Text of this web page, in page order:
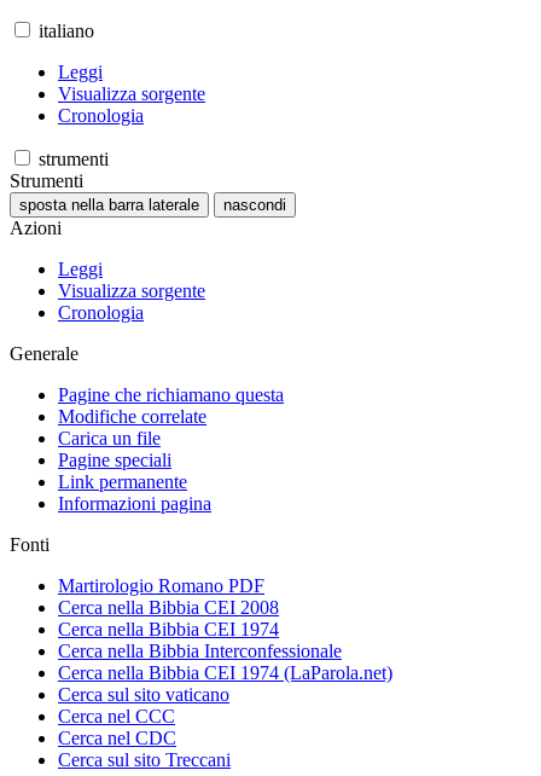
italiano
Leggi
Visualizza sorgente
Cronologia
strumenti
Strumenti
sposta nella barra laterale nascondi
Azioni
Leggi
Visualizza sorgente
Cronologia
Generale
Pagine che richiamano questa
Modifiche correlate
Carica un file
Pagine speciali
Link permanente
Informazioni pagina
Fonti
Martirologio Romano PDF
Cerca nella Bibbia CEI 2008
Cerca nella Bibbia CEI 1974
Cerca nella Bibbia Interconfessionale
Cerca nella Bibbia CEI 1974 (LaParola.net)
Cerca sul sito vaticano
Cerca nel CCC
Cerca nel CDC
Cerca sul sito Treccani